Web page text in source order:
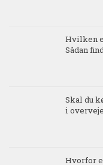
Hvilken
Sådan
Skal du
i
Hvorfor